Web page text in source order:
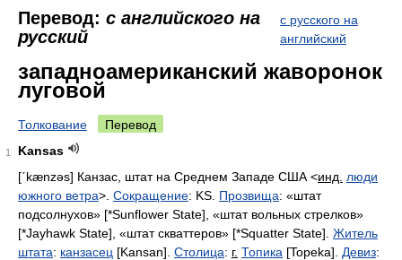
Перевод: с английского на
русский
с русского на
английский
западноамериканский жаворонок
луговой
Толкование Перевод
1
Kansas
[ˊkænzǝs] Канзас, штат на Среднем Западе США <инд.
люди
южного ветра>. Сокращение: KS. Прозвища: «штат
подсолнухов» [*Sunflower State], «штат вольных стрелков»
[*Jayhawk State], «штат скваттеров» [*Squatter State]. Житель
штата: канзасец [Kansan]. Столица: г. Топика [Topeka]. Девиз: